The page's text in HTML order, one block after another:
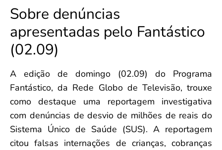
Consulta de Farmacêuticos e Estabelecimentos Inscritos no CRF/MS
Saúde Pública e Indígena
Calendário Eleitoral
Votação
Dúvidas Frequentes
Sobre denúncias
apresentadas pelo Fantástico
(02.09)
A edição de domingo (02.09) do Programa
Fantástico, da Rede Globo de Televisão, trouxe
como destaque uma reportagem investigativa
com denúncias de desvio de milhões de reais do
Sistema Único de Saúde (SUS). A reportagem
citou falsas internações de crianças, cobranças